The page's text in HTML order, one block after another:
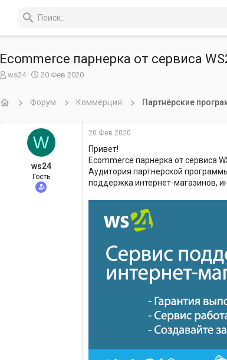
Ecommerce парнерка от сервиса
А
о
ws24
Д
а
а
ч
а
л
а
20 Фев 2020
Форум Коммерция Партнёрские
W
ws24
Гость
20 Фев 2020
Привет!
Ecommerce парнерка от сервиса
Аудитория партнерской
поддержка интернет-магазинов,